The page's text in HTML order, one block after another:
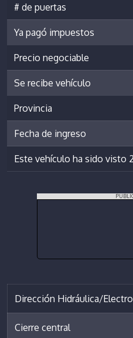
# de puertas
Ya pagó impuestos
Precio negociable
Se recibe vehículo
Provincia
Fecha de ingreso
Este vehículo ha sido visto
Dirección Hidráulica/
Cierre central